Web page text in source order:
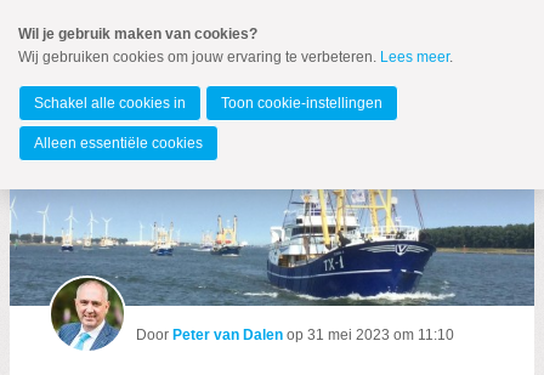
naar
Spring
de
inhoud
Spring
naar
MENU
Door Peter van Dalen op 31 mei 2023 om 11:10
Wil je gebruik maken van cookies?
Wij gebruiken cookies om jouw ervaring te verbeteren. Lees meer.
Schakel alle cookies in Toon cookie-instellingen
Alleen essentiële cookies